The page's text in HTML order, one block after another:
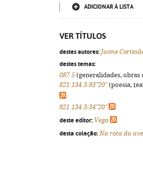
ADICIONAR À LISTA
VER TÍTULOS
destes autores: Jaime
destes temas:
087.5 (generalidades,
821.134.3-93"20"(poesia,
821.134.3-34"20"
deste editor: Vega
desta coleção: Na rota da